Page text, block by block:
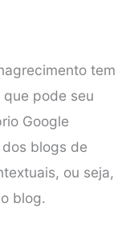
tem
pode seu
Google
blogs de
ou seja,
blog.